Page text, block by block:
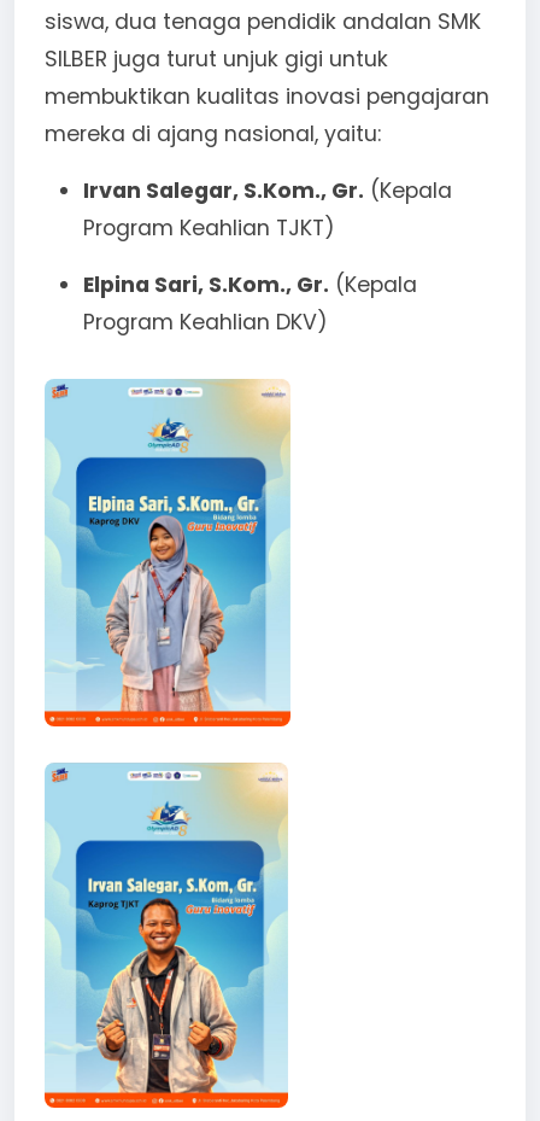
siswa, dua tenaga pendidik andalan SMK
SILBER juga turut unjuk gigi untuk
membuktikan kualitas inovasi pengajaran
mereka di ajang nasional, yaitu:
Irvan Salegar, S.Kom., Gr. (Kepala
Program Keahlian TJKT)
Elpina Sari, S.Kom., Gr. (Kepala
Program Keahlian DKV)